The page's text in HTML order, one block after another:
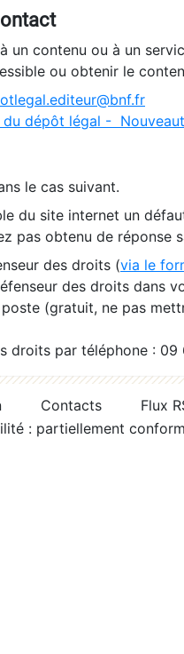
un contenu ou à un
ou obtenir le
dépôt légal -
le cas suivant.
du site internet un
pas obtenu de réponse
des droits (via le
des droits dans
(gratuit, ne pas
droits par téléphone :
Contacts
Flux
: partiellement